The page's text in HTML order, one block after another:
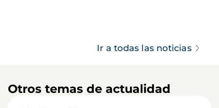
Ir a todas las noticias
Otros temas de actualidad